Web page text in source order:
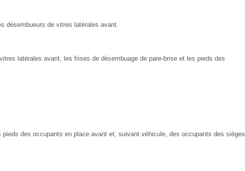
désembueurs de vitres latérales avant.
latérales avant, les frises de désembuage de pare-brise et les pieds des
des occupants en place avant et, suivant véhicule, des occupants des sièges